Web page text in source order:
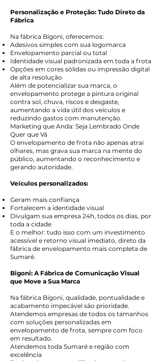
Personalização e Proteção: Tudo Direto da
Fábrica
Na fábrica Bigoni, oferecemos:
Adesivos simples com sua logomarca
Envelopamento parcial ou total
Identidade visual padronizada em toda a frota
Opções em cores sólidas ou impressão digital
de alta resolução
Além de potencializar sua marca, o
envelopamento protege a pintura original
contra sol, chuva, riscos e desgaste,
aumentando a vida útil dos veículos e
reduzindo gastos com manutenção.
Marketing que Anda: Seja Lembrado Onde
Quer que Vá
O envelopamento de frota não apenas atrai
olhares, mas grava sua marca na mente do
público, aumentando o reconhecimento e
gerando autoridade.
Veículos personalizados:
Geram mais confiança
Fortalecem a identidade visual
Divulgam sua empresa 24h, todos os dias, por
toda a cidade
E o melhor: tudo isso com um investimento
acessível e retorno visual imediato, direto da
fábrica de envelopamento mais completa de
Sumaré.
Bigoni: A Fábrica de Comunicação Visual
que Move a Sua Marca
Na fábrica Bigoni, qualidade, pontualidade e
acabamento impecável são prioridade.
Atendemos empresas de todos os tamanhos
com soluções personalizadas em
envelopamento de frota, sempre com foco
em resultado.
Atendemos toda Sumaré e região com
excelência